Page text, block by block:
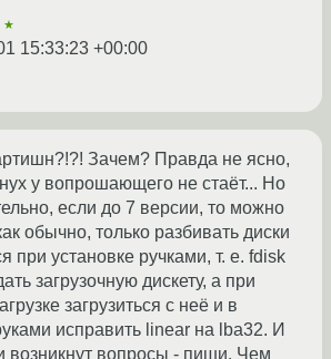
★
15:33:23 +00:00
Зачем? Правда не ясно,
у вопрошающего не стаёт... Но
если до 7 версии, то можно
обычно, только разбивать диски
при установке ручками, т. е. fdisk
загрузочную дискету, а при
загрузиться с неё и в
исправить linear на lba32. И
возникнут вопросы - пиши. Чем